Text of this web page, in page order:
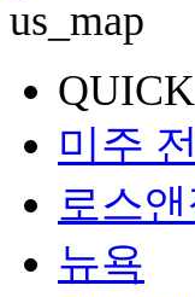
미주
로스
뉴욕